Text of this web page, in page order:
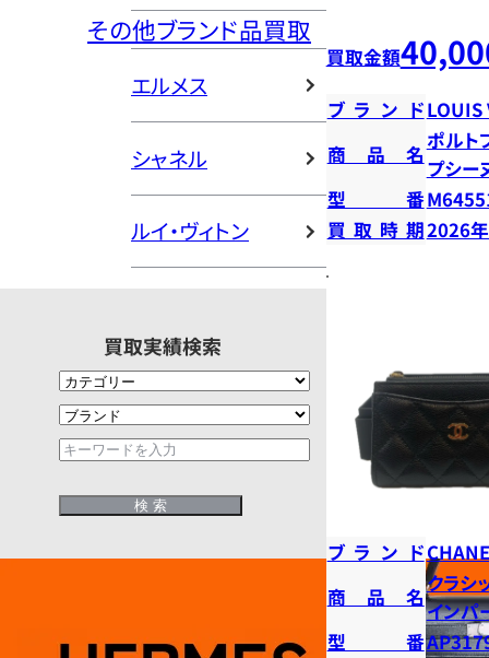
その他ブランド品買取
エルメス
シャネル
ルイ・ヴィトン
買取実績検索
買取金額
ブランドLOUIS
商品名
ポルト
プシー
型番
買取時期2026
ブランド
商品名
クラシ
インパ
型番